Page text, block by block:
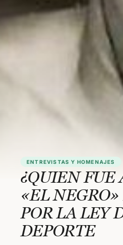
ENTREVISTAS Y HOMENAJES
¿QUIEN FUE
«EL
POR LA LEY
DEPORTE